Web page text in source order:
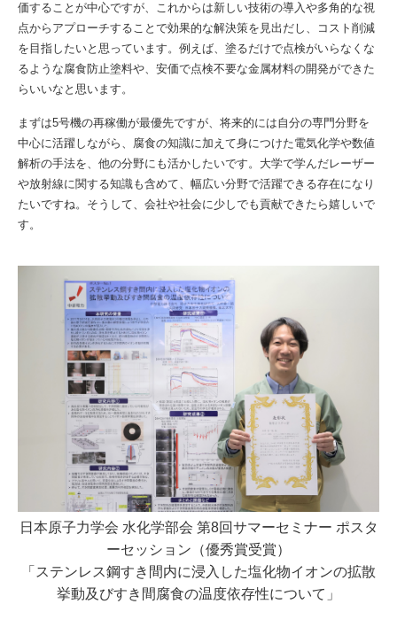
価することが中心ですが、これからは新しい技術の導入や多角的な視
点からアプローチすることで効果的な解決策を見出だし、コスト削減
を目指したいと思っています。例えば、塗るだけで点検がいらなくな
るような腐食防止塗料や、安価で点検不要な金属材料の開発ができた
らいいなと思います。
まずは5号機の再稼働が最優先ですが、将来的には自分の専門分野を
中心に活躍しながら、腐食の知識に加えて身につけた電気化学や数値
解析の手法を、他の分野にも活かしたいです。大学で学んだレーザー
や放射線に関する知識も含めて、幅広い分野で活躍できる存在になり
たいですね。そうして、会社や社会に少しでも貢献できたら嬉しいで
す。
日本原子力学会 水化学部会 第8回サマーセミナー ポスタ
ーセッション（優秀賞受賞）
「ステンレス鋼すき間内に浸入した塩化物イオンの拡散
挙動及びすき間腐食の温度依存性について」